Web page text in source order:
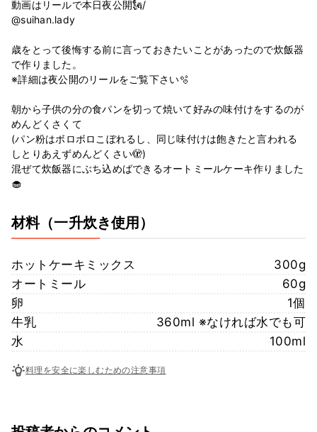
動画はリールで本日夜公開🗽/
@suihan.lady
歳をとって後悔する前に言っておきたいことがあったので炊飯器
で作りました。
※詳細は夜公開のリールをご覧下さい🫧
朝から子供の分の食パンを切って焼いて好みの味付けをするのが
めんどくさくて
(パン粉はボロボロこぼれるし、同じ味付けは飽きたと言われる
しとりあえずめんどくさい🫣)
混ぜて炊飯器にぶち込めばできるオートミールケーキ作りました
🧁
材料（一升炊き使用）
ホットケーキミックス
300g
オートミール
60g
卵
1個
牛乳
360ml ※なければ水でも可
水
100ml
料理を安全に楽しむための注意事項